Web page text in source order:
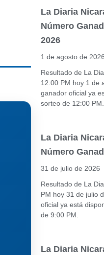
La Diaria
Número
2026
1 de agosto de 2026
Resultado de La
12:00 PM hoy 1 de
ganador oficial ya
sorteo de 12:00 PM.
La Diaria
Número
31 de julio de 2026
Resultado de La
PM hoy 31 de julio
oficial ya está
de 9:00 PM.
La Diaria